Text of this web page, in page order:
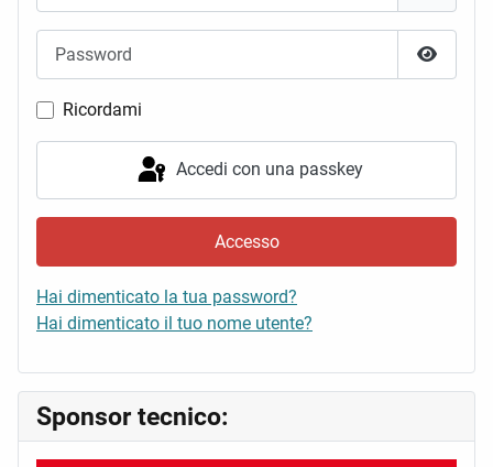
Mostra
Ricordami
Accedi con una passkey
Accesso
Hai dimenticato la tua password?
Hai dimenticato il tuo nome utente?
Sponsor tecnico: